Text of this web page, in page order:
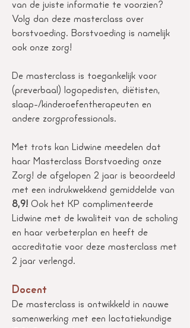
van de juiste informatie te voorzien?
Volg dan deze masterclass over
borstvoeding. Borstvoeding is namelijk
ook onze zorg!
De masterclass is toegankelijk voor
(preverbaal) logopedisten, diëtisten,
slaap-/kinderoefentherapeuten en
andere zorgprofessionals.
Met trots kan Lidwine meedelen dat
haar Masterclass Borstvoeding onze
Zorg! de afgelopen 2 jaar is beoordeeld
met een indrukwekkend gemiddelde van
8,9! Ook het KP complimenteerde
Lidwine met de kwaliteit van de scholing
en haar verbeterplan en heeft de
accreditatie voor deze masterclass met
2 jaar verlengd.
Docent
De masterclass is ontwikkeld in nauwe
samenwerking met een lactatiekundige